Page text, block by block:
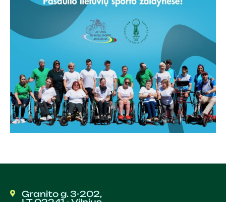
Granito g. 3-202,